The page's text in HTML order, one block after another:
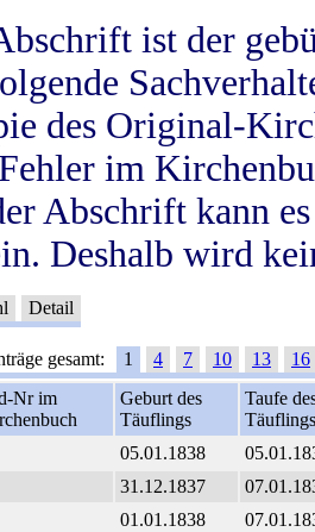
ist der
des Original-
im
Abschrift kann
Deshalb wird
Detail
gesamt: 1 4 7 10 13
16
Nr im
Geburt des
Täuflings
Taufe
Täuflings
05.01.1838
31.12.1837
01.01.1838